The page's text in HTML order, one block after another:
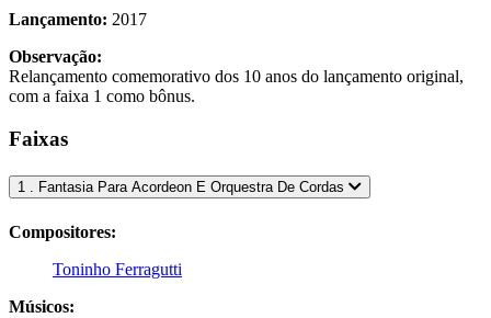
Lançamento: 2017
Observação:
Relançamento comemorativo dos 10 anos do lançamento original,
com a faixa 1 como bônus.
Faixas
1 . Fantasia Para Acordeon E Orquestra De Cordas
Compositores:
Toninho Ferragutti
Músicos: